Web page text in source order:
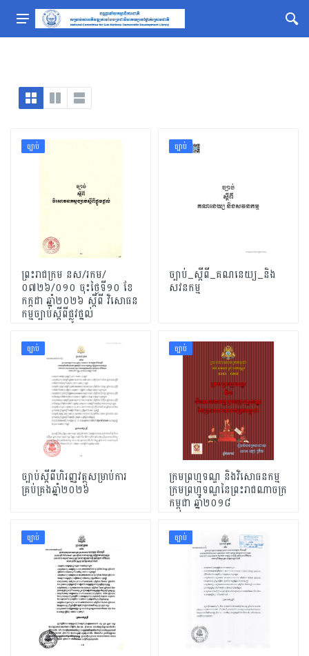
ច្បាប់
ព្រះរាជក្រម នស/រកម/
០៧២៦/០១០ ចុះថ្ងៃទី១០​ ខែ
កក្កដា ឆ្នាំ២០២៦ ស្តីពី វិសោធន
កម្មច្បាប់ស្តីពីផ្លូវថ្នល់
ច្បាប់
ច្បាប់_ស្ដីពី_គណនេយ្យ_និង
សវនកម្ម
ច្បាប់
ច្បាប់ស្តីពីហិរញ្ញវត្ថុសម្រាប់ការ
គ្រប់គ្រងឆ្នាំ២០២៦
ច្បាប់
ក្រមព្រហ្មទណ្ឌ និងវិសោធនកម្ម
ក្រមព្រហ្មទណ្ឌនៃព្រះរាជណាចក្រ
កម្ពុជា ឆ្នាំ២០១៨
ច្បាប់ ច្បាប់